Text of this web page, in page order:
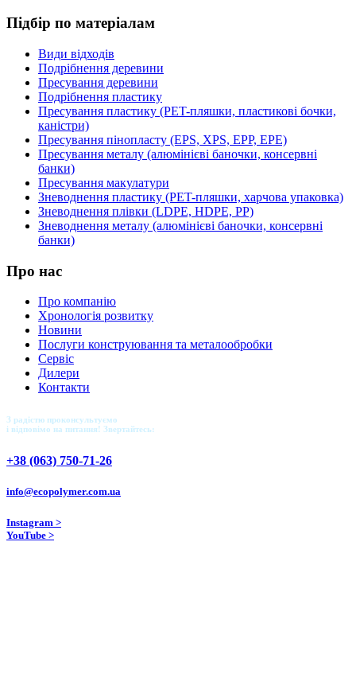
Підбір по матеріалам
Види відходів
Подрібнення деревини
Пресування деревини
Подрібнення пластику
Пресування пластику (PET-пляшки, пластикові бочки,
каністри)
Пресування пінопласту (EPS, XPS, EPP, EPE)
Пресування металу (алюмінієві баночки, консервні
банки)
Пресування макулатури
Зневоднення пластику (PET-пляшки, харчова упаковка)
Зневоднення плівки (LDPE, HDPE, PP)
Зневоднення металу (алюмінієві баночки, консервні
банки)
Про нас
Про компанію
Хронологія розвитку
Новини
Послуги конструювання та металообробки
Сервіс
Дилери
Контакти
З радістю проконсультуємо
і відповімо на питання! Звертайтесь:
+38 (063) 750-71-26
info@ecopolymer.com.ua
Instagram >
YouTube >